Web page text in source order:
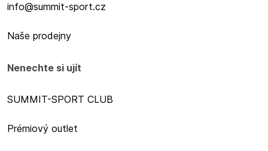
info@summit-sport.cz
Naše prodejny
Nenechte si ujít
SUMMIT-SPORT CLUB
Prémiový outlet